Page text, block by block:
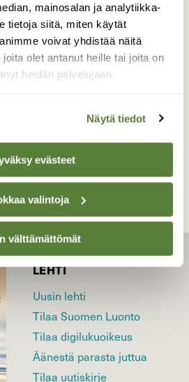
mainosalan ja analytiikka-
tietoja siitä, miten käytät
voivat yhdistää näitä
olet antanut heille tai joita on
heidän palvelujaan.
Näytä tiedot
evästeet
valintoja
välttämättömät
rubecula)
Saarinen, Vääksy 27.3
LISTAAN
LEHTI
Uusin lehti
Tilaa Suomen Luonto
Tilaa digilukuoikeus
Äänestä parasta juttua
Tilaa uutiskirje